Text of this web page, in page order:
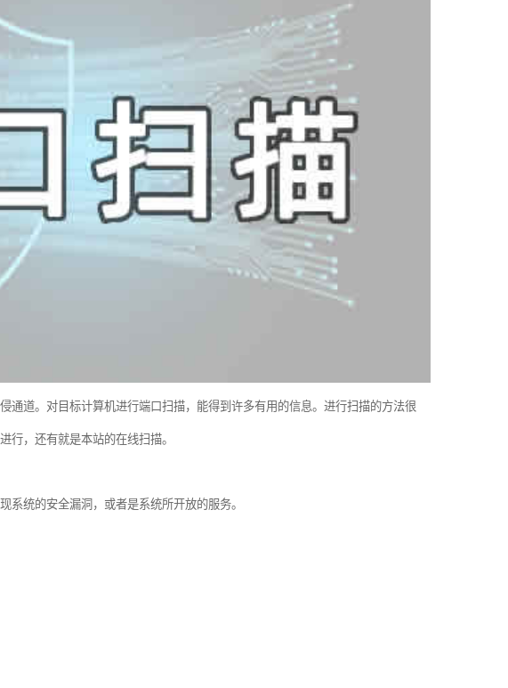
通道。对目标计算机进行端口扫描，能得到许多有用的信息。进行扫描的方法很
行，还有就是本站的在线扫描。
系统的安全漏洞，或者是系统所开放的服务。